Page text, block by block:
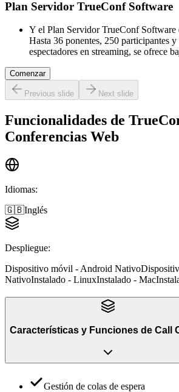
Plan Servidor TrueConf Software
Y el Plan Servidor TrueConf Software
Hasta 36 ponentes, 250 participantes
espectadores en streaming, se ofrece
Comenzar
Previous slide Next slide
Funcionalidades de
Conferencias Web
Idiomas:
🇬🇧Inglés
Despliegue:
Dispositivo móvil - Android Nativo
NativoInstalado - LinuxInstalado - Mac
Características y Funciones de Call
Gestión de colas de espera